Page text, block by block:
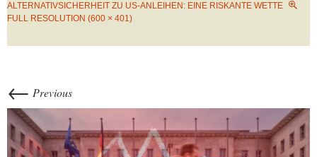
ALTERNATIVSICHERHEIT ZU US-ANLEIHEN: EINE RISKANTE WETTE
FULL RESOLUTION (600 × 401)
← Previous